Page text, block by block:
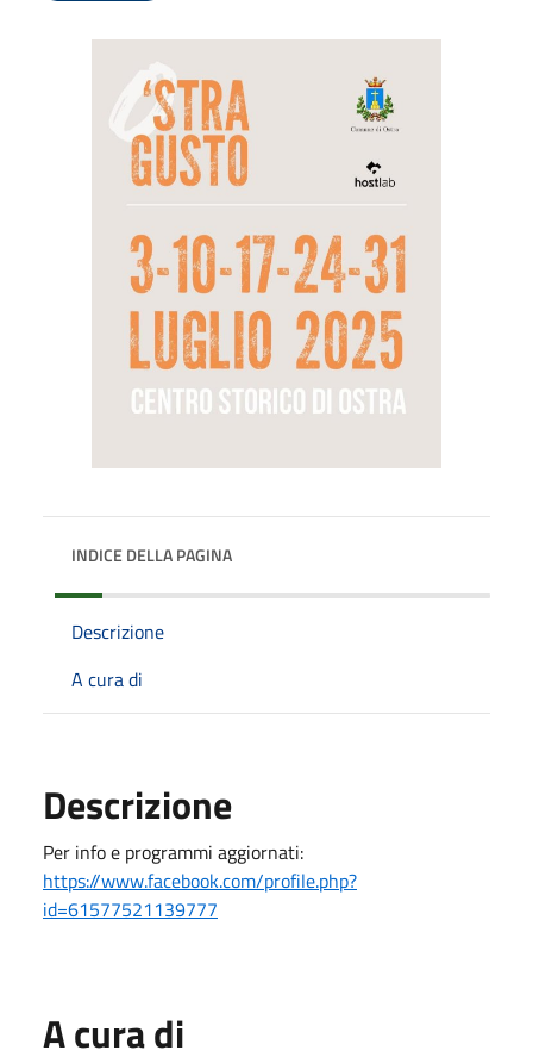
INDICE DELLA PAGINA
Descrizione
A cura di
Descrizione
Per info e programmi aggiornati:
https://www.facebook.com/profile.php?
id=61577521139777
A cura di